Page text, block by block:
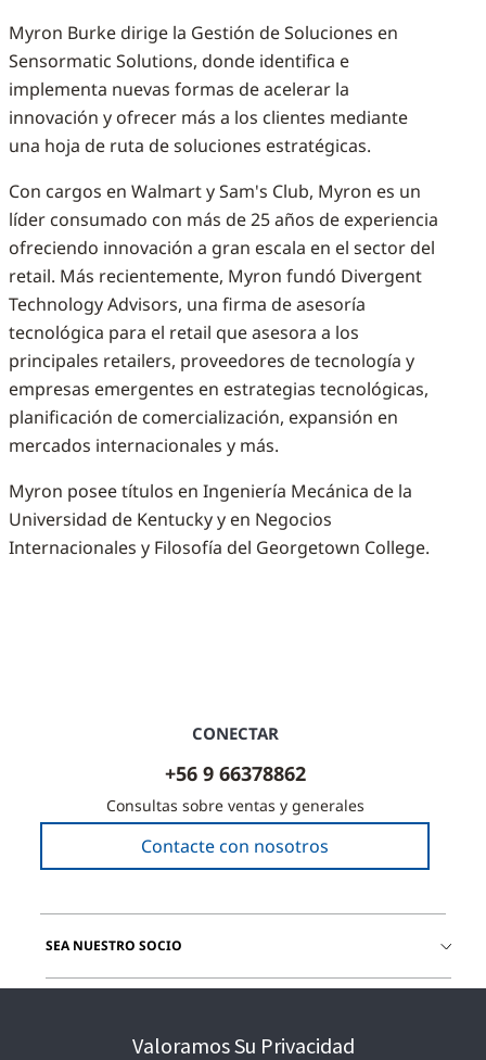
Myron Burke dirige la Gestión de Soluciones en
Sensormatic Solutions, donde identifica e
implementa nuevas formas de acelerar la
innovación y ofrecer más a los clientes mediante
una hoja de ruta de soluciones estratégicas.
Con cargos en Walmart y Sam's Club, Myron es un
líder consumado con más de 25 años de experiencia
ofreciendo innovación a gran escala en el sector del
retail. Más recientemente, Myron fundó Divergent
Technology Advisors, una firma de asesoría
tecnológica para el retail que asesora a los
principales retailers, proveedores de tecnología y
empresas emergentes en estrategias tecnológicas,
planificación de comercialización, expansión en
mercados internacionales y más.
Myron posee títulos en Ingeniería Mecánica de la
Universidad de Kentucky y en Negocios
Internacionales y Filosofía del Georgetown College.
CONECTAR
+56 9 66378862
Consultas sobre ventas y generales
Contacte con nosotros
SEA NUESTRO SOCIO
Valoramos Su Privacidad